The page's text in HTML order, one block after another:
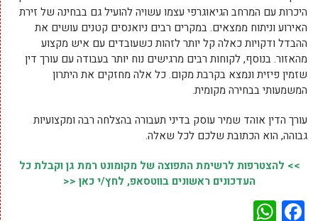
היכרות עם המרחב הגיאוגרפי עצמו עשויה להועיל גם בבחינה של זירת
האירוע וניתוח ממצאים. במקרים רבים ניואנסים קטנים עושים את
ההבדל ודקויות כאלה קל יותר לזהות כשעובדים עם איש מקצוע
מהאזור. בנוסף, לקוחות רבים מרגישים נוח יותר בעבודה עם עורך דין
שזמין פיזית ונמצא בקרבת מקום. כל אלה מחזקים את היתרון
המשמעותי בבחירה מקומית.
עורך הדין אוהד שמיר עוסק בדיני תעבורה בהצלחה רבה ומקצועיות
גבוהה, הוא הכתובת שלכם לכל שאלה.
>> להצטרפות לרשימת התפוצה של מקומונט רמת גן וקבלת כל
העדכונים ראשונים בווטסאפ, לחץ/י כאן <<
Facebook